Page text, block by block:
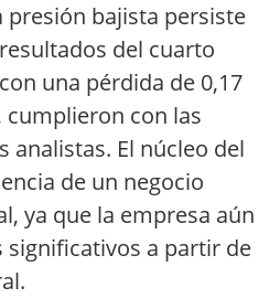
presión bajista persiste
del cuarto
una pérdida de 0,17
con las
analistas. El núcleo del
de un negocio
ya que la empresa aún
significativos a partir de